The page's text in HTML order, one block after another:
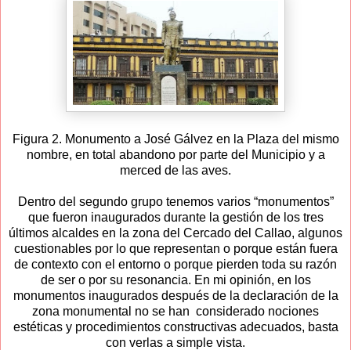
Figura 2. Monumento a José Gálvez en la Plaza del mismo
nombre, en total abandono por parte del Municipio y a
merced de las aves.
Dentro del segundo grupo tenemos varios “monumentos”
que fueron inaugurados durante la gestión de los tres
últimos alcaldes en la zona del Cercado del Callao, algunos
cuestionables por lo que representan o porque están fuera
de contexto con el entorno o porque pierden toda su razón
de ser o por su resonancia. En mi opinión, en los
monumentos inaugurados después de la declaración de la
zona monumental no se han considerado nociones
estéticas y procedimientos constructivas adecuados, basta
con verlas a simple vista.